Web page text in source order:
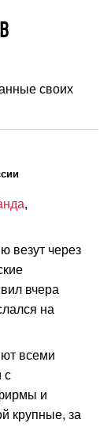
своих
,
везут через
вчера
на
всеми
с
и
крупные, за